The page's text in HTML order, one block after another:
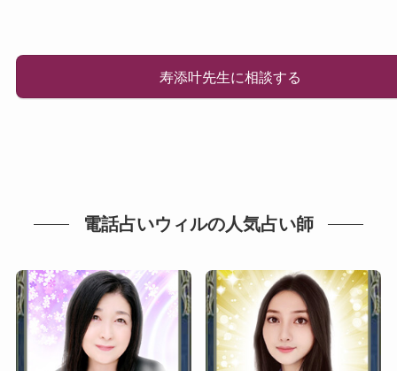
寿添叶先生に相談する
電話占いウィルの人気占い師